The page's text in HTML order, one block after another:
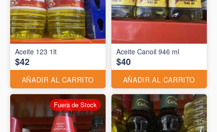
Aceite 123 1lt
$42
AÑADIR AL CARRITO
Aceite Canoil 946 ml
$40
AÑADIR AL CARRITO
Fuera de Stock